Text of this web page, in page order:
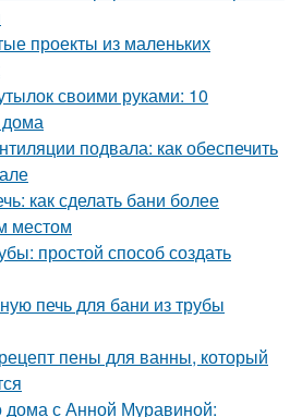
проекты из маленьких
своими руками: 10
подвала: как обеспечить
как сделать бани более
местом
простой способ создать
печь для бани из трубы
пены для ванны, который
дома с Анной Муравиной: